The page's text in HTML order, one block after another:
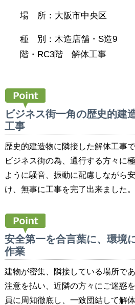
場 所：大阪市中央区
種 別：木造店舗・S造9
階・RC3階 解体工事
ビジネス街一角の歴史的建
工事
歴史的建造物に隣接した解体工事で
ビジネス街の為、通行する方々に
ように騒音、振動に配慮しながら
け、無事に工事を完了出来ました。
安全第一を合言葉に、環境
作業
建物が密集、隣接している場所で
注意を払い、近隣の方々にご迷惑
員に周知徹底し、一致団結して解